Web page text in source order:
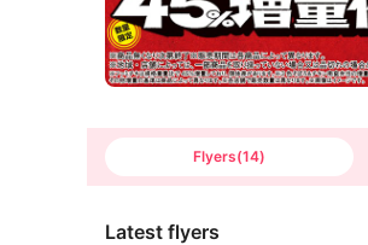
Flyers(14)
Latest flyers